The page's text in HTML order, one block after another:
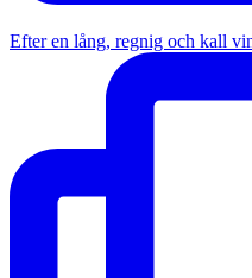
Efter en lång, regnig och kall